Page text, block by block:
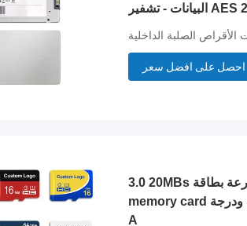
احصل على افضل سعر
3.0 20MBs كتابة السرعة بطاقة
memory card مع الذاكرة الكاملة ودرجة
A